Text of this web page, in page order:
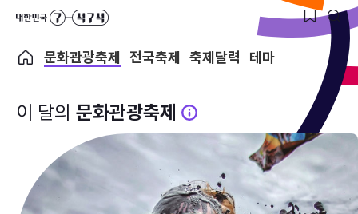
문화관광축제 전국축제 축제달력 테마
이 달의 문화관광축제